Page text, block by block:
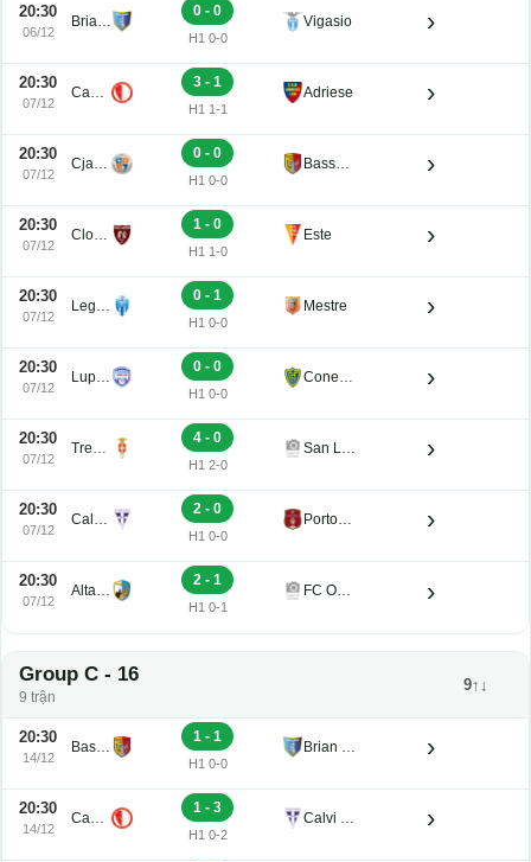
20:30
06/12
Brian Lignano
0 - 0
H1 0-0
Vigasio ›
20:30
07/12
Campodarsego
3 - 1
H1 1-1
Adriese ›
20:30
07/12
Cjarlins Muzane
0 - 0
H1 0-0
Bassano Virtus ›
20:30
07/12
Clodiense
1 - 0
H1 1-0
Este ›
20:30
07/12
Legnago Salus
0 - 1
H1 0-0
Mestre ›
20:30
07/12
Luparense
0 - 0
H1 0-0
Conegliano ›
20:30
07/12
Treviso
4 - 0
H1 2-0
San Luigi ›
20:30
07/12
Calvi Noale
2 - 0
H1 0-0
Portogruaro ›
20:30
07/12
Altavilla
2 - 1
H1 0-1
FC Obermais ›
Group C - 16
9 trận
9↑↓
20:30
14/12
Bassano Virtus
1 - 1
H1 0-0
Brian Lignano ›
20:30
14/12
Campodarsego
1 - 3
H1 0-2
Calvi Noale ›